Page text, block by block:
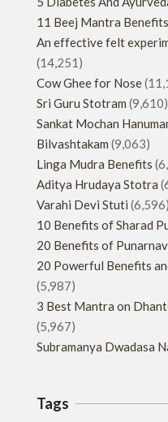
11 Beej Mantra Benefits
An effective felt
(14,251)
Cow Ghee for Nose
Sri Guru Stotram (9,610)
Sankat Mochan
Bilvashtakam (9,063)
Linga Mudra Benefits
Aditya Hrudaya Stotra
Varahi Devi Stuti (6,596)
10 Benefits of Sharad
20 Benefits of
20 Powerful Benefits
(5,987)
3 Best Mantra on
(5,967)
Subramanya Dwadasa
Tags